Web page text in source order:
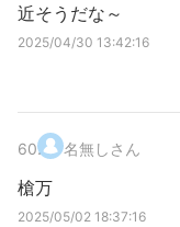
近そうだな～
2025/04/30 13:42:16
60. 名無しさん
槍万
2025/05/02 18:37:16